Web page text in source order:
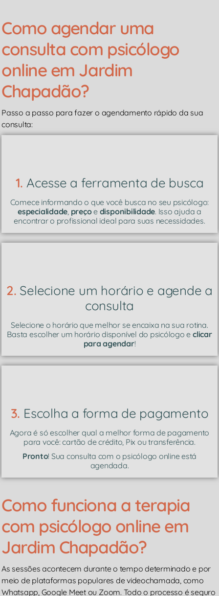
Como agendar uma
consulta com psicólogo
online em Jardim
Chapadão?
Passo a passo para fazer o agendamento rápido da sua
consulta:
1. Acesse a ferramenta de busca
Comece informando o que você busca no seu psicólogo:
especialidade preçoe disponibilidade. Isso ajuda a
encontrar o profissional ideal para suas necessidades.
2. Selecione um horário e agende a
consulta
Selecione o horário que melhor se encaixa na sua rotina.
Basta escolher um horário disponível do psicólogo e clicar
para agendar!
3. Escolha a forma de pagamento
Agora é só escolher qual a melhor forma de pagamento
para você: cartão de crédito, Pix ou transferência.
Pronto! Sua consulta com o psicólogo online está
agendada.
Como funciona a terapia
com psicólogo online em
Jardim Chapadão?
As sessões acontecem durante o tempo determinado e por
meio de plataformas populares de videochamada, como
Whatsapp, Google Meet ou Zoom. Todo o processo é seguro